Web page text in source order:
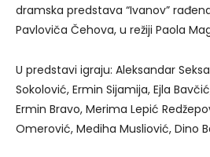
dramska predstava “Ivanov”
Pavloviča Čehova, u režiji Paola
U predstavi igraju: Aleksandar
Sokolović, Ermin Sijamija, Ejla
Ermin Bravo, Merima Lepić
Omerović, Mediha Musliović, Dino